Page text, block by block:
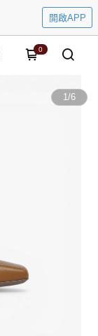
開啟APP
0
1/6